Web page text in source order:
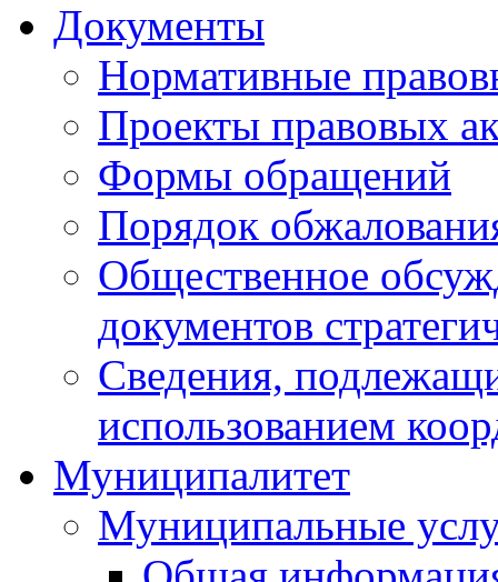
Документы
Нормативные
Проекты правовых
Формы обращений
Порядок
Общественное
документов
Сведения,
использованием
Муниципалитет
Муниципальные